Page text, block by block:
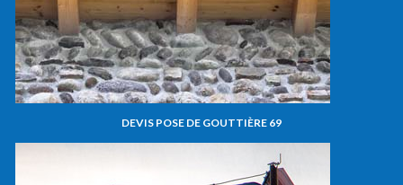
DEVIS POSE DE GOUTTIÈRE 69